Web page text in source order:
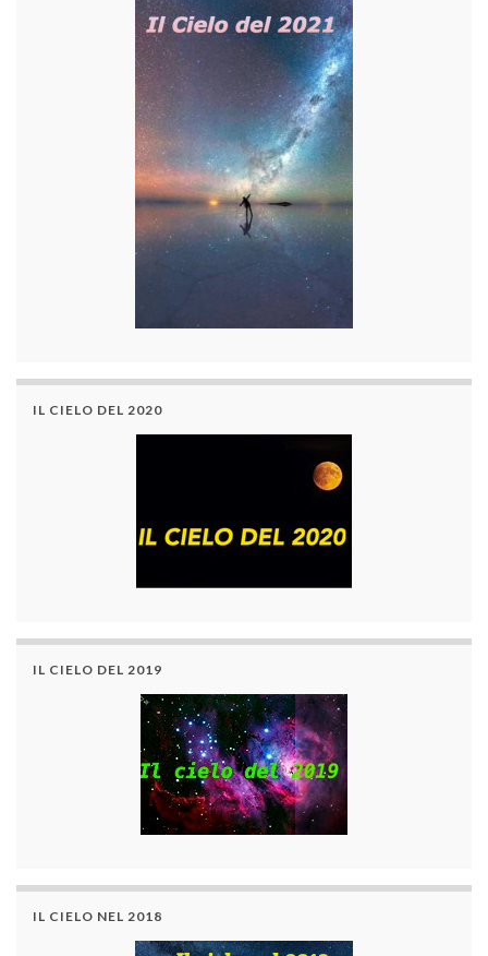
IL CIELO DEL 2020
IL CIELO DEL 2019
IL CIELO NEL 2018